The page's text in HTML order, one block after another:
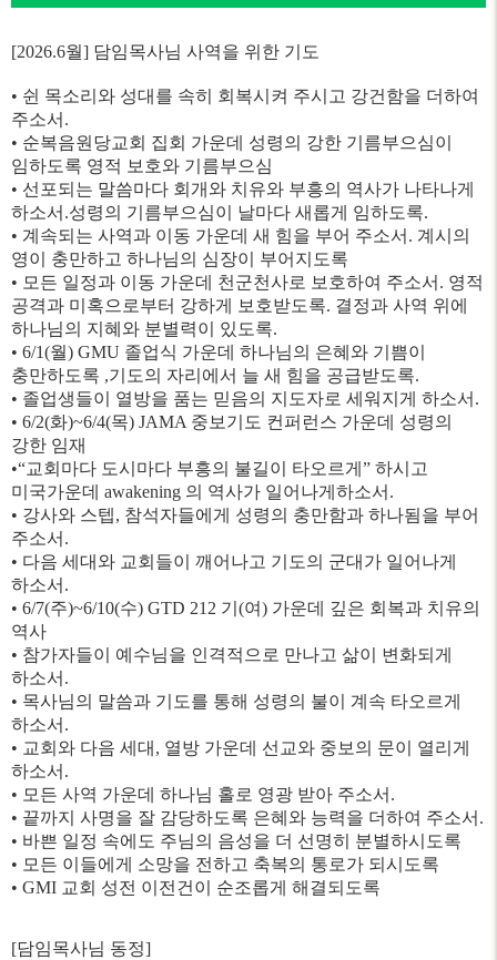
[2026.6월] 담임목사님 사역을 위한 기도
• 쉰 목소리와 성대를 속히 회복시켜 주시고 강건함을 더하여
주소서.
• 순복음원당교회 집회 가운데 성령의 강한 기름부으심이
임하도록 영적 보호와 기름부으심
• 선포되는 말씀마다 회개와 치유와 부흥의 역사가 나타나게
하소서.성령의 기름부으심이 날마다 새롭게 임하도록.
• 계속되는 사역과 이동 가운데 새 힘을 부어 주소서. 계시의
영이 충만하고 하나님의 심장이 부어지도록
• 모든 일정과 이동 가운데 천군천사로 보호하여 주소서. 영적
공격과 미혹으로부터 강하게 보호받도록. 결정과 사역 위에
하나님의 지혜와 분별력이 있도록.
• 6/1(월) GMU 졸업식 가운데 하나님의 은혜와 기쁨이
충만하도록 ,기도의 자리에서 늘 새 힘을 공급받도록.
• 졸업생들이 열방을 품는 믿음의 지도자로 세워지게 하소서.
• 6/2(화)~6/4(목) JAMA 중보기도 컨퍼런스 가운데 성령의
강한 임재
•“교회마다 도시마다 부흥의 불길이 타오르게 ” 하시고
미국가운데 awakening 의 역사가 일어나게 하소서 .
• 강사와 스텝, 참석자들에게 성령의 충만함과 하나됨을 부어
주소서.
• 다음 세대와 교회들이 깨어나고 기도의 군대가 일어나게
하소서.
• 6/7(주)~6/10(수) GTD 212 기(여) 가운데 깊은 회복과 치유의
역사
• 참가자들이 예수님을 인격적으로 만나고 삶이 변화되게
하소서.
• 목사님의 말씀과 기도를 통해 성령의 불이 계속 타오르게
하소서.
• 교회와 다음 세대, 열방 가운데 선교와 중보의 문이 열리게
하소서.
• 모든 사역 가운데 하나님 홀로 영광 받아 주소서.
• 끝까지 사명을 잘 감당하도록 은혜와 능력을 더하여 주소서.
• 바쁜 일정 속에도 주님의 음성을 더 선명히 분별하시도록
• 모든 이들에게 소망을 전하고 축복의 통로가 되시도록
• GMI 교회 성전 이전건이 순조롭게 해결되도록
[담임목사님 동정]